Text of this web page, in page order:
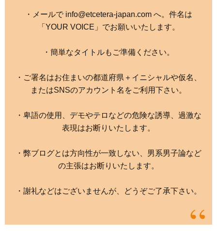
・メールで info@etcetera-japan.com へ。件名は
「YOUR VOICE」でお願いいたします。
・簡単なタイトルもご準備ください。
・ご署名はお住まいの都道府県＋イニシャルや仮名、
またはSNSのアカウント名をご利用下さい。
・卑語の使用、デモやテロなどの危険な誘導、過激な
表現はお断りいたします。
・弊ブログとは方向性が一致しない、男系男子論など
の主張はお断りいたします。
・謝礼などはございませんが、どうぞご了承下さい。